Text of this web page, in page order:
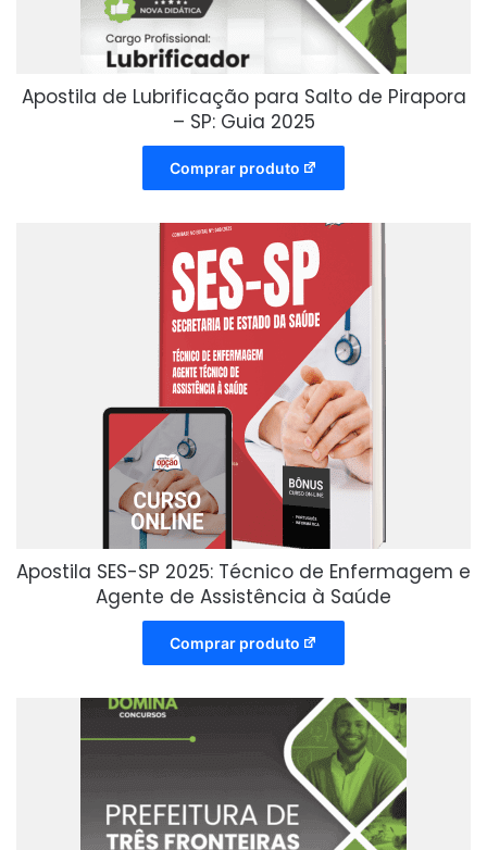
Apostila de Lubrificação para Salto de Pirapora
– SP: Guia 2025
Comprar produto
Apostila SES-SP 2025: Técnico de Enfermagem e
Agente de Assistência à Saúde
Comprar produto